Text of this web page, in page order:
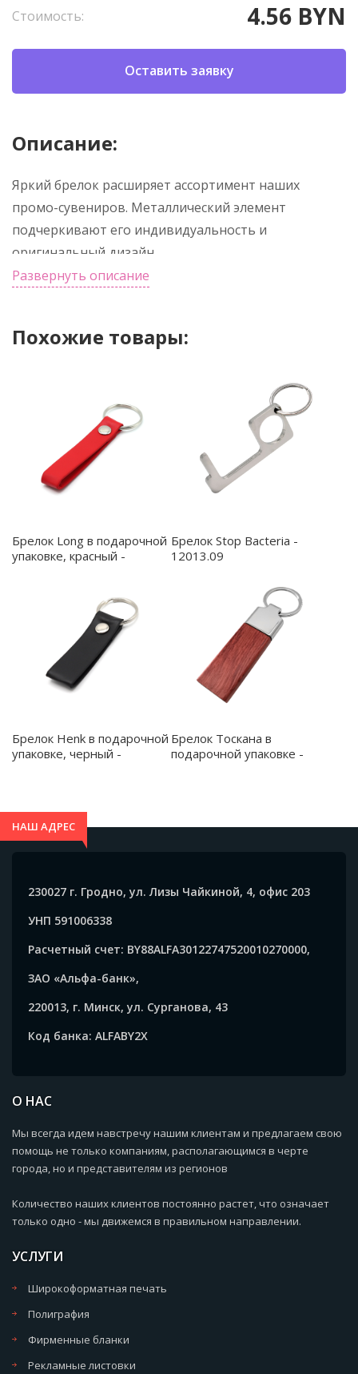
Стоимость: 4.56 BYN
Оставить заявку
Описание:
Яркий брелок расширяет ассортимент наших
промо-сувениров. Металлический элемент
подчеркивают его индивидуальность и
оригинальный дизайн
Развернуть описание
Похожие товары:
Брелок Long в подарочной
упаковке, красный -
Брелок Stop Bacteria -
12013.09
Брелок Henk в подарочной
упаковке, черный -
Брелок Тоскана в
подарочной упаковке -
НАШ АДРЕС
230027 г. Гродно, ул. Лизы Чайкиной, 4, офис 203
УНП 591006338
Расчетный счет: BY88ALFA30122747520010270000,
ЗАО «Альфа-банк»,
220013, г. Минск, ул. Сурганова, 43
Код банка: ALFABY2X
О НАС
Мы всегда идем навстречу нашим клиентам и предлагаем свою
помощь не только компаниям, располагающимся в черте
города, но и представителям из регионов
Количество наших клиентов постоянно растет, что означает
только одно - мы движемся в правильном направлении.
УСЛУГИ
Широкоформатная печать
Полиграфия
Фирменные бланки
Рекламные листовки